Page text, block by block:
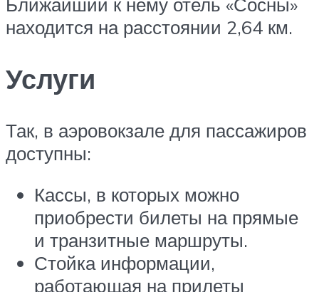
находится на расстоянии 2,64 км.
Услуги
Так, в аэровокзале для пассажиров
доступны:
Кассы, в которых можно
приобрести билеты на прямые
и транзитные маршруты.
Стойка информации,
работающая на прилеты